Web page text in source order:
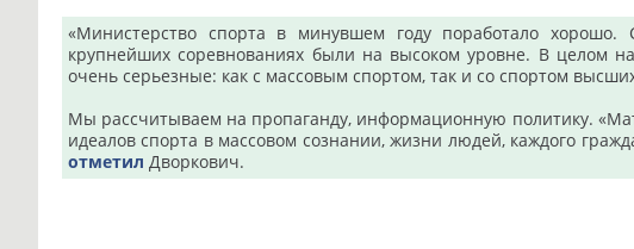
«Министерство спорта в минувшем году поработало хорошо.
крупнейших соревнованиях были на высоком уровне. В целом
очень серьезные: как с массовым спортом, так и со спортом
Мы рассчитываем на пропаганду, информационную политику.
идеалов спорта в массовом сознании, жизни людей, каждого
отметил Дворкович.